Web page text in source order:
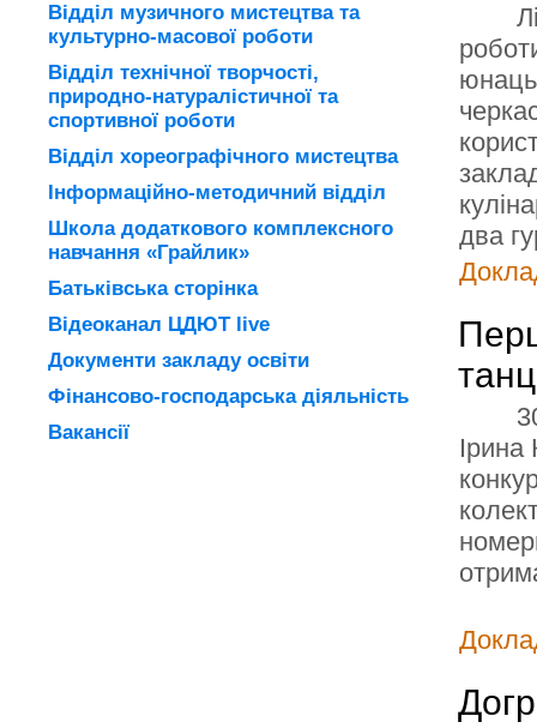
два
Відділ музичного мистецтва та
культурно-масової роботи
Відділ технічної творчості,
природно-натуралістичної та
спортивної роботи
Відділ хореографічного мистецтва
Інформаційно-методичний відділ
Школа додаткового комплексного
навчання «Грайлик»
Батьківська сторінка
Відеоканал ЦДЮТ live
Документи закладу освіти
Фінансово-господарська діяльність
Вакансії